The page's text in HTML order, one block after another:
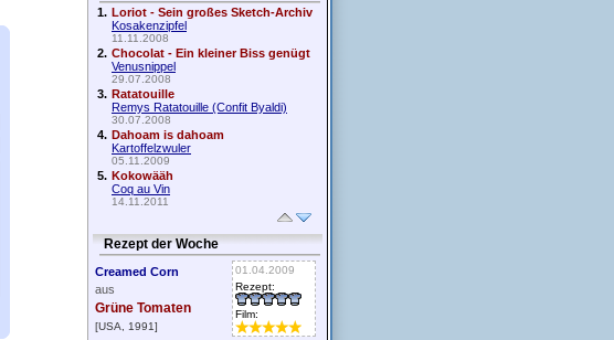
1. Loriot - Sein großes Sketch-Archiv
Kosakenzipfel
11.11.2008
2. Chocolat - Ein kleiner Biss genügt
Venusnippel
29.07.2008
3. Ratatouille
Remys Ratatouille (Confit Byaldi)
30.07.2008
4. Dahoam is dahoam
Kartoffelzwuler
05.11.2009
5. Kokowääh
Coq au Vin
14.11.2011
Rezept der Woche
01.04.2009
Rezept:
Film:
Creamed Corn
aus
Grüne Tomaten
[USA, 1991]